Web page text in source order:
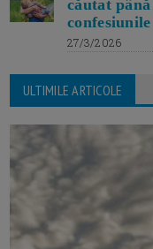
căutat
27/3/2026
ULTIMILE ARTICOLE